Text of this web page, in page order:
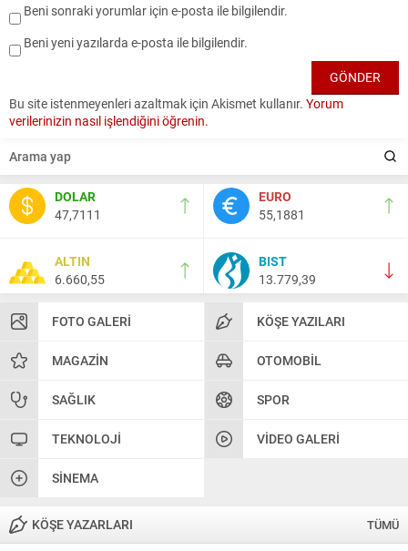
DOLAR
47,7111
EURO
55,1881
ALTIN
6.660,55
BIST
13.779,39
FOTO GALERI KÖŞE YAZILARI
MAGAZIN OTOMOBIL
SAĞLIK SPOR
TEKNOLOJI VIDEO GALERI
SINEMA
KÖŞE YAZARLARI TÜMÜ
Beni sonraki yorumlar için e-posta ile bilgilendir.
Beni yeni yazılarda e-posta ile bilgilendir.
Bu site istenmeyenleri azaltmak için Akismet kullanır. Yorum
verilerinizin nasıl işlendiğini öğrenin.